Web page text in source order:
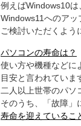
例えばWindows10は
Windows11へのア
ご検討いただくよう
パソコンの寿命は？
使い方や機種などに
目安と言われていま
二人以上世帯のパソ
そのうち、「故障」
寿命を迎えているこ